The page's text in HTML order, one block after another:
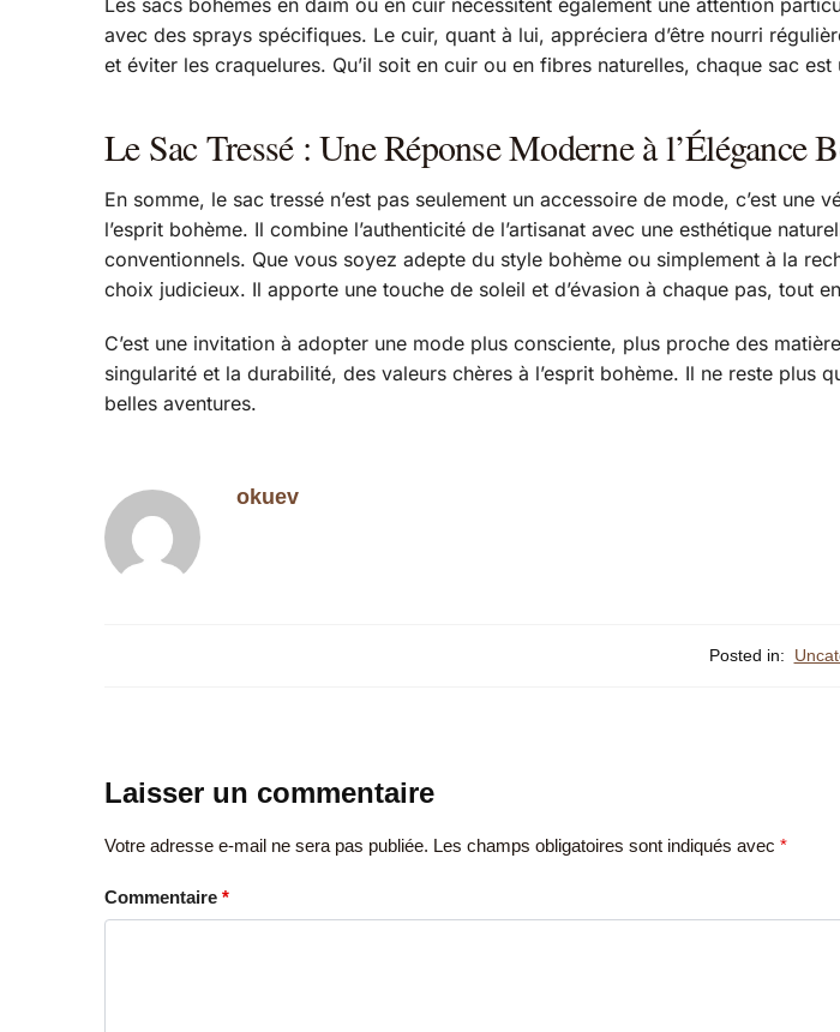
Les sacs bohèmes en daim ou en cuir nécessitent également une attention
avec des sprays spécifiques. Le cuir, quant à lui, appréciera d’être nourri
et éviter les craquelures. Qu’il soit en cuir ou en fibres naturelles, chaque sac
Le Sac Tressé : Une Réponse Moderne à l’Élégance
En somme, le sac tressé n’est pas seulement un accessoire de mode, c’est
l’esprit bohème. Il combine l’authenticité de l’artisanat avec une esthétique
conventionnels. Que vous soyez adepte du style bohème ou simplement à la
choix judicieux. Il apporte une touche de soleil et d’évasion à chaque pas, tout
C’est une invitation à adopter une mode plus consciente, plus proche des
singularité et la durabilité, des valeurs chères à l’esprit bohème. Il ne reste
belles aventures.
okuev
Posted in:
Laisser un commentaire
Votre adresse e-mail ne sera pas publiée. Les champs obligatoires sont indiqués avec *
Commentaire *